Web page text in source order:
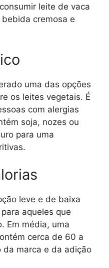
leite de vaca
cremosa e
uma das opções
os leites vegetais. É
com alergias
soja, nozes ou
para uma
leve e de baixa
aqueles que
Em média, uma
cerca de 60 a
marca e da adição